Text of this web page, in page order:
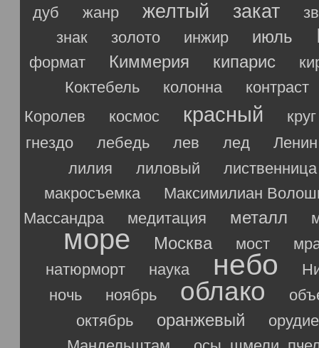
дуб
жанр желтый закат
знак
золото инжир июль
формат Киммерия кипарис
Коктебель
колонна
контраст
Королев
космос красный
круг
гнездо
лебедь лев лед
Ленин
лилия
лиловый
лиственница
макросъемка
Максимилиан
Массандра
медитация металл
море Москва мост
натюрморт
наука небо
ночь
ноябрь облако
октябрь
оранжевый
орудие